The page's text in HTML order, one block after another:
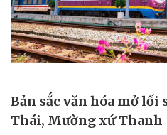
Bản sắc văn hóa mở lối
Thái, Mường xứ Thanh